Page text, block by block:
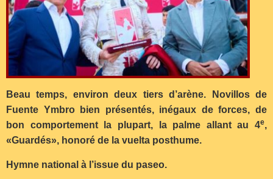
Beau temps, environ deux tiers d’arène. Novillos de
Fuente Ymbro bien présentés, inégaux de forces, de
bon comportement la plupart, la palme allant au 4e,
«Guardés», honoré de la vuelta posthume.
Hymne national à l’issue du paseo.